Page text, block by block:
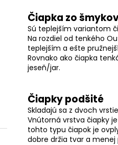
Čiapka zo
Sú teplejším variantom
Na rozdiel od tenkého
teplejším a ešte
Rovnako ako čiapka
jeseň/jar.
Čiapky podšité
Skladajú sa z dvoch
Vnútorná vrstva čiapky
tohto typu čiapok je
dobre držia tvar a menej